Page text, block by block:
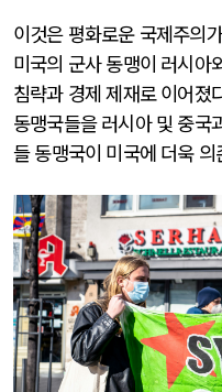
이것은 평화로운 국제주의
미국의 군사 동맹이 러시아
침략과 경제 제재로 이어졌
동맹국들을 러시아 및 중국
들 동맹국이 미국에 더욱